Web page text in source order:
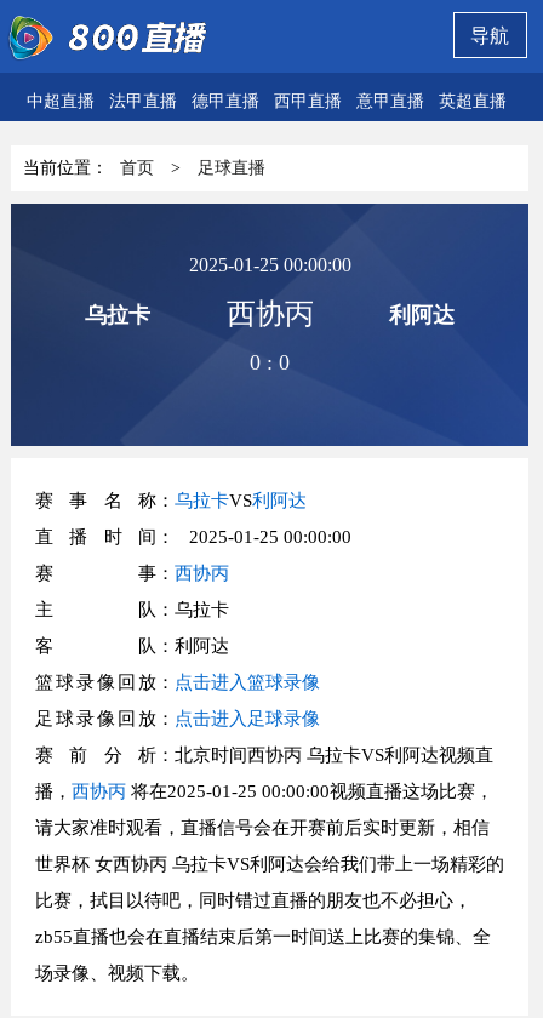
导航
中超直播 法甲直播 德甲直播 西甲直播 意甲直播 英超直播
当前位置： 首页 > 足球直播
乌拉卡
2025-01-25 00:00:00
西协丙
0 :0
利阿达
赛事名称： 乌拉卡VS利阿达
直播时间 ： 2025-01-25 00:00:00
赛事： 西协丙
主队 ：乌拉卡
客队 ：利阿达
篮球录像回放： 点击进入篮球录像
足球录像回放： 点击进入足球录像
赛前分析：北京时间西协丙 乌拉卡VS利阿达视频直
播， 西协丙将在2025-01-25 00:00:00视频直播这场比赛，
请大家准时观看，直播信号会在开赛前后实时更新，相信
世界杯 女西协丙 乌拉卡VS利阿达会给我们带上一场精彩的
比赛，拭目以待吧，同时错过直播的朋友也不必担心，
zb55直播也会在直播结束后第一时间送上比赛的集锦、全
场录像、视频下载。